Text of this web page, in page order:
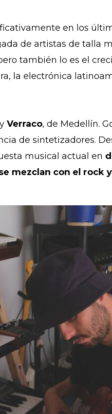
en los
de artistas de talla
también lo es el
la electrónica
Verraco, de Medellín.
de sintetizadores.
musical actual en
mezclan con el rock